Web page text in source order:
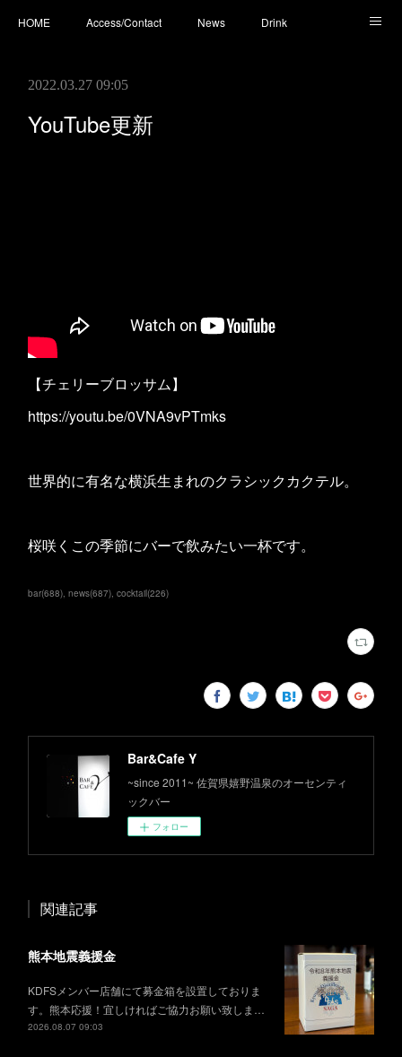
HOME Access/Contact News Drink
2022.03.27 09:05
YouTube更新
【チェリーブロッサム】
https://youtu.be/0VNA9vPTmks
世界的に有名な横浜生まれのクラシックカクテル。
桜咲くこの季節にバーで飲みたい一杯です。
bar(688) news(687) cocktail(226)
Bar&Cafe Y
~since 2011~ 佐賀県嬉野温泉のオーセンティ
ックバー
フォロー
関連記事
熊本地震義援金
KDFSメンバー店舗にて募金箱を設置しておりま
す。熊本応援！宜しければご協力お願い致しま…
2026.08.07 09:03